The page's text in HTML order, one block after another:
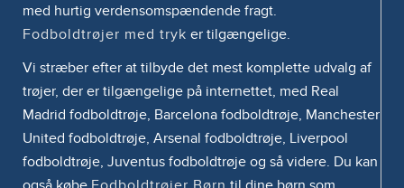
med hurtig verdensomspændende fragt.
Fodboldtrøjer med tryk er tilgængelige.
Vi stræber efter at tilbyde det mest komplette udvalg af
trøjer, der er tilgængelige på internettet, med Real
Madrid fodboldtrøje, Barcelona fodboldtrøje, Manchester
United fodboldtrøje, Arsenal fodboldtrøje, Liverpool
fodboldtrøje, Juventus fodboldtrøje og så videre. Du kan